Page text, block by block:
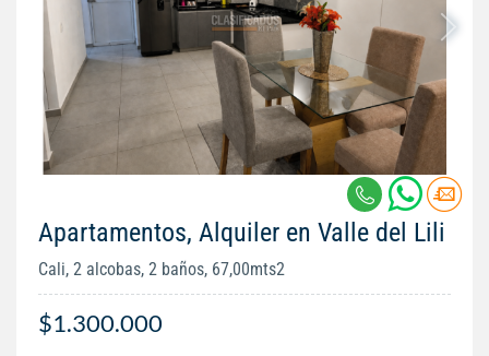
Apartamentos, Alquiler en Valle del Lili
Cali, 2 alcobas, 2 baños, 67,00mts2
$1.300.000